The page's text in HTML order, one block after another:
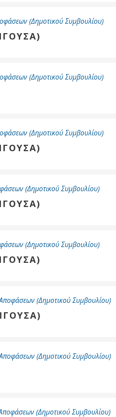
(Δημοτικού Συμβουλίου)
(Δημοτικού Συμβουλίου)
(Δημοτικού Συμβουλίου)
(Δημοτικού Συμβουλίου)
(Δημοτικού Συμβουλίου)
(Δημοτικού Συμβουλίου)
(Δημοτικού Συμβουλίου)
(Δημοτικού Συμβουλίου)